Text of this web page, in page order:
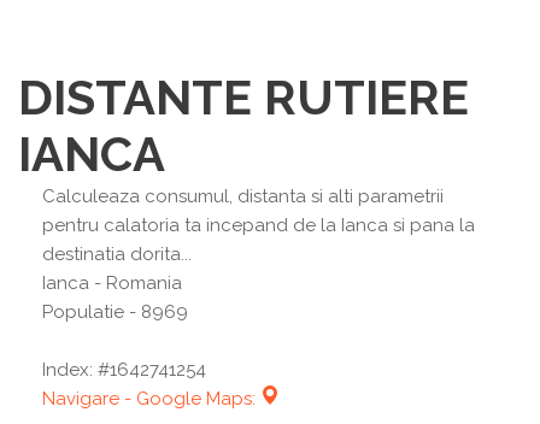
DISTANTE RUTIERE
IANCA
Calculeaza consumul, distanta si alti parametrii
pentru calatoria ta incepand de la Ianca si pana la
destinatia dorita...
Ianca - Romania
Populatie - 8969
Index: #1642741254
Navigare - Google Maps: